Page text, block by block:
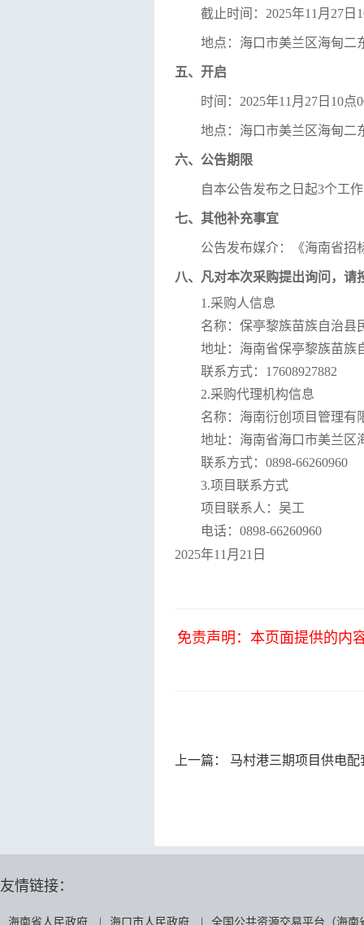
截止时间： 2025年1 1 月 27 日 1
地点： 海口市美兰区海甸二
五、开启
时间： 2025年11月 27 日 10点
地点： 海口市美兰区海甸二
六、公告期限
自本公告发布之日起3个工
七、其他补充事宜
公告发布媒介：《海南省招
八、凡对本次采购提出询问，请
1.采购人信息
名称：保亭黎族苗族自治县
地址：海南省保亭黎族苗族
联系方式： 17608927882
2.采购代理机构信息
名称：海南衍创项目管理有
地址：海南省海口市美兰区
联系方式： 0898-66260960
3.项目联系方式
项目联系人：吴工
电话： 0898-66260960
2025年11 月 21 日
免责声明：本页面提供的内
上一篇： 马村港三期项目供电
友情链接：
海南省人民政府 海口市人民政府 全国公共资源交易平台（海南